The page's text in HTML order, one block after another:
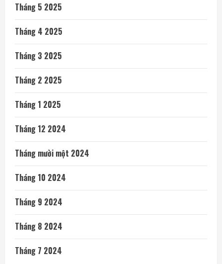
Tháng 5 2025
Tháng 4 2025
Tháng 3 2025
Tháng 2 2025
Tháng 1 2025
Tháng 12 2024
Tháng mười một 2024
Tháng 10 2024
Tháng 9 2024
Tháng 8 2024
Tháng 7 2024